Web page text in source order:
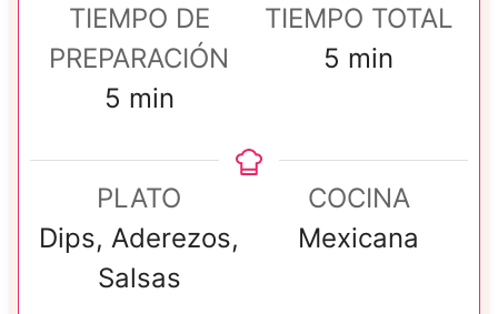
TIEMPO DE
PREPARACIÓN
5 m
u
t
o
min
TIEMPO TOTAL
5 m
t
o
min
PLATO
Dips, Aderezos,
Salsas
COCINA
Mexicana